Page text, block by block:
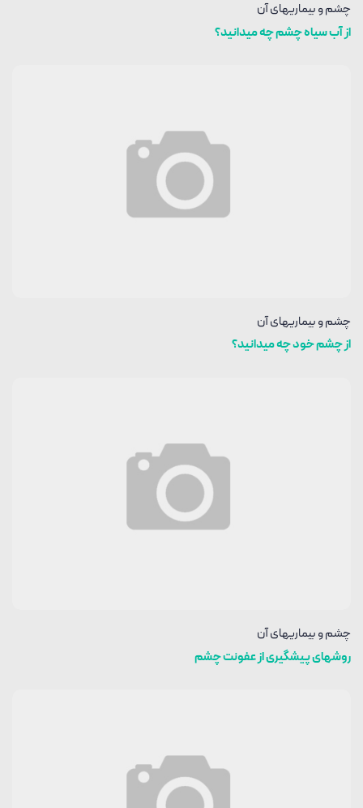
چشم و بیماریهای آن
از آب سیاه چشم چه میدانید؟
چشم و بیماریهای آن
از چشم خود چه میدانید؟
چشم و بیماریهای آن
روشهای پیشگیری از عفونت چشم